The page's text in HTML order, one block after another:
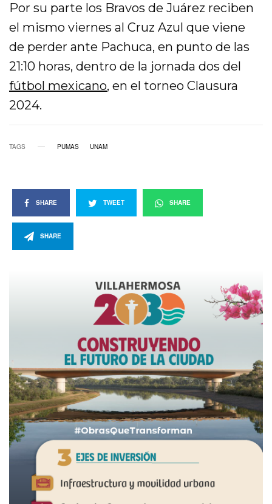
Por su parte los Bravos de Juárez reciben
el mismo viernes al Cruz Azul que viene
de perder ante Pachuca, en punto de las
21:10 horas, dentro de la jornada dos del
fútbol mexicano, en el torneo Clausura
2024.
TAGS PUMAS UNAM
SHARE TWEET SHARE
SHARE